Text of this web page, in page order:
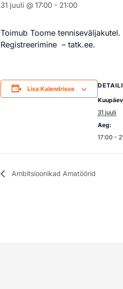
31 juuli @ 17:00 - 21:00
Toimub Toome
Registreerimine – tatk.ee.
Lisa Kalendrisse
31 juuli
Aeg:
17:00 -
Ambitsioonikad Amatöörid